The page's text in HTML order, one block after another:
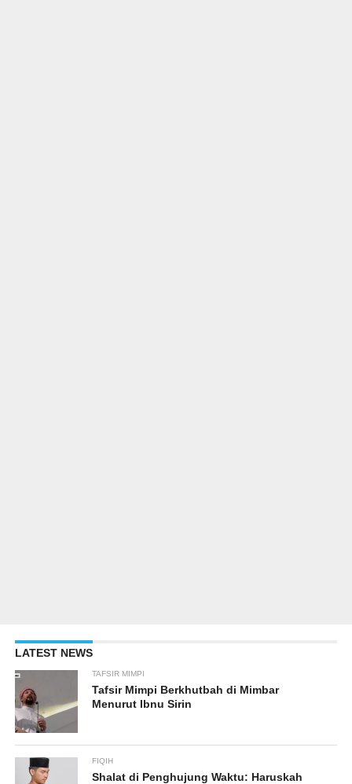
LATEST NEWS
TAFSIR MIMPI
Tafsir Mimpi Berkhutbah di Mimbar
Menurut Ibnu Sirin
FIQIH
Shalat di Penghujung Waktu: Haruskah